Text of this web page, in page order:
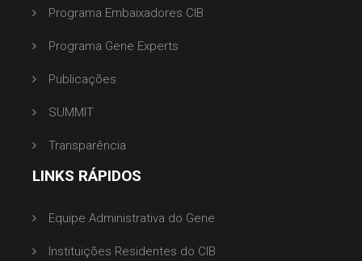
Programa Embaixadores CIB
Programa Gene Experts
Publicações
SUMMIT
Transparência
LINKS RÁPIDOS
Equipe Administrativa do Gene
Instituições Residentes do CIB